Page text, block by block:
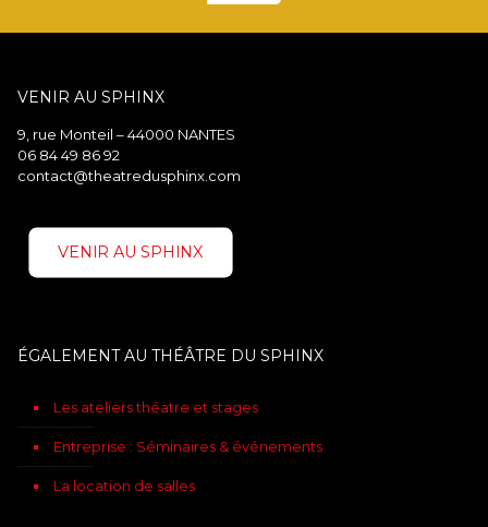
VENIR AU SPHINX
9, rue Monteil – 44000 NANTES
06 84 49 86 92
contact@theatredusphinx.com
VENIR AU SPHINX
ÉGALEMENT AU THÉÂTRE DU SPHINX
Les ateliers théatre et stages
Entreprise : Séminaires & événements
La location de salles